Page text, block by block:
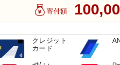
寄付額
クレジット
カード